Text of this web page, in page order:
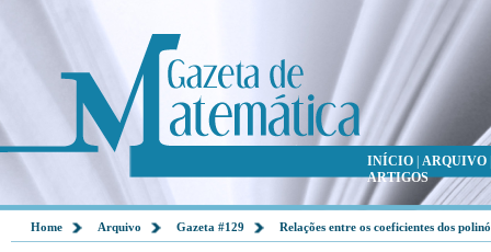
INÍCIO ARQUIVO
ARTIGOS
Home Arquivo Gazeta #129 Relações entre os coeficientes dos